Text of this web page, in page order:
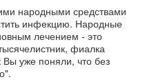
народными средствами
инфекцию. Народные
лечением - это
фиалка
Вы уже поняли, что без